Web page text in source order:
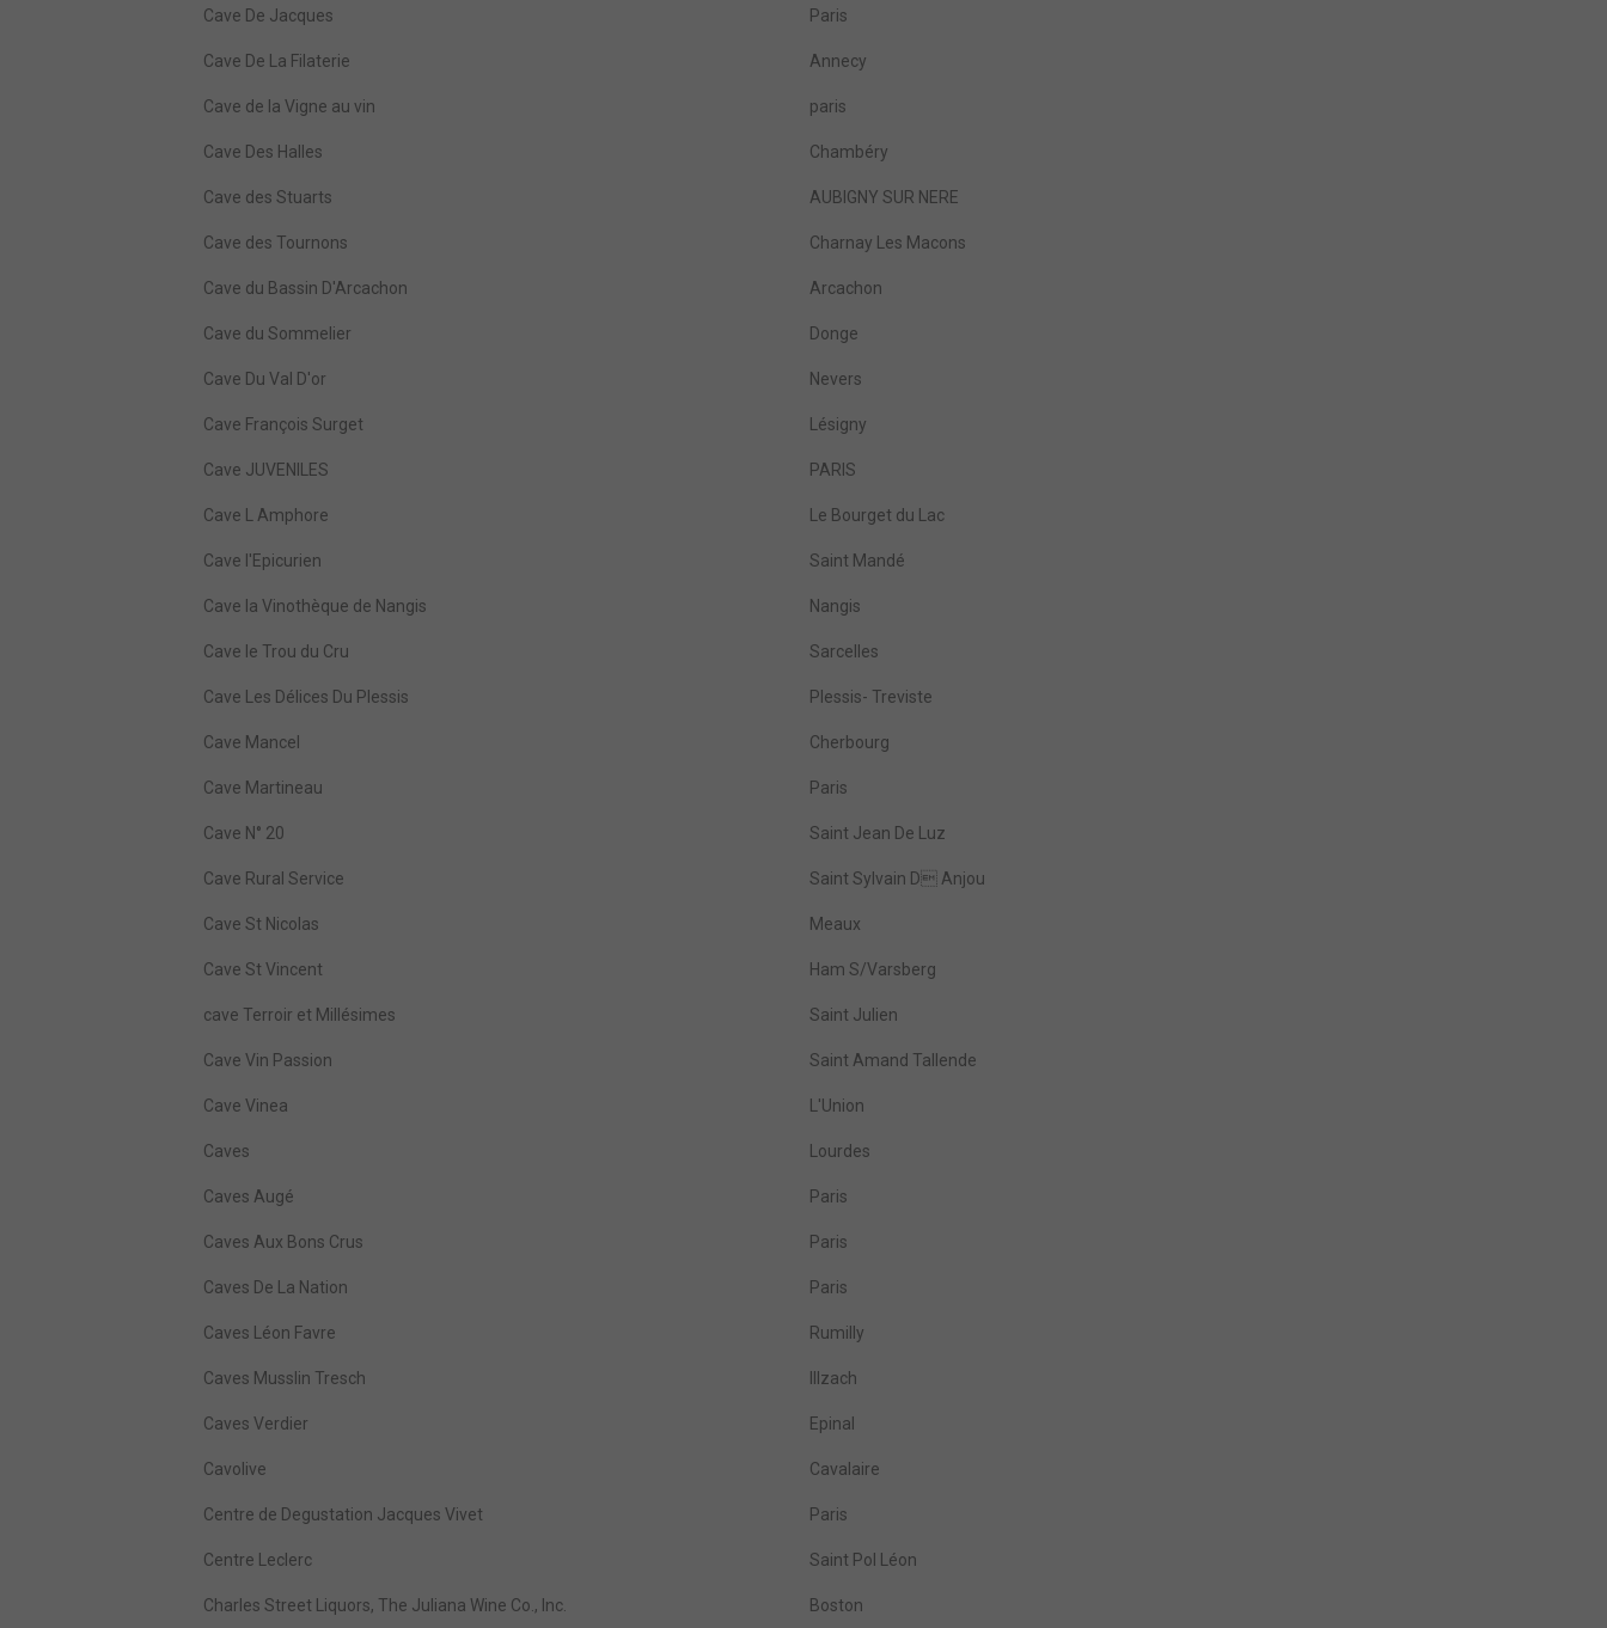
Cave De Jacques Paris
Cave De La Filaterie Annecy
Cave de la Vigne au vin paris
Cave Des Halles Chambéry
Cave des Stuarts AUBIGNY SUR NERE
Cave des Tournons Charnay Les Macons
Cave du Bassin D'Arcachon Arcachon
Cave du Sommelier Donge
Cave Du Val D'or Nevers
Cave François Surget Lésigny
Cave JUVENILES PARIS
Cave L Amphore Le Bourget du Lac
Cave l'Epicurien Saint Mandé
Cave la Vinothèque de Nangis Nangis
Cave le Trou du Cru Sarcelles
Cave Les Délices Du Plessis Plessis- Treviste
Cave Mancel Cherbourg
Cave Martineau Paris
Cave N° 20 Saint Jean De Luz
Cave Rural Service Saint Sylvain D Anjou
Cave St Nicolas Meaux
Cave St Vincent Ham S/Varsberg
cave Terroir et Millésimes Saint Julien
Cave Vin Passion Saint Amand Tallende
Cave Vinea L'Union
Caves Lourdes
Caves Augé Paris
Caves Aux Bons Crus Paris
Caves De La Nation Paris
Caves Léon Favre Rumilly
Caves Musslin Tresch Illzach
Caves Verdier Epinal
Cavolive Cavalaire
Centre de Degustation Jacques Vivet Paris
Centre Leclerc Saint Pol Léon
Charles Street Liquors, The Juliana Wine Co., Inc. Boston